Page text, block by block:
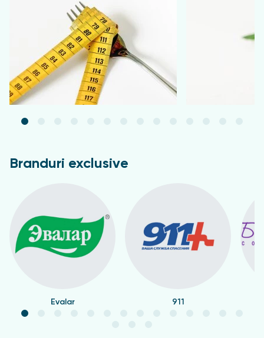
Branduri exclusive
Evalar 911